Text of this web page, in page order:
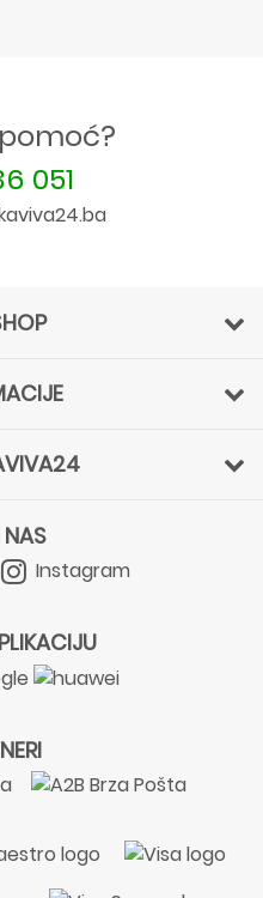
051
NAS
Instagram